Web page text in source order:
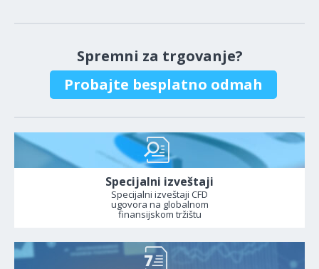
Spremni za trgovanje?
Probajte besplatno odmah
Specijalni izveštaji
Specijalni izveštaji CFD
ugovora na globalnom
finansijskom tržištu